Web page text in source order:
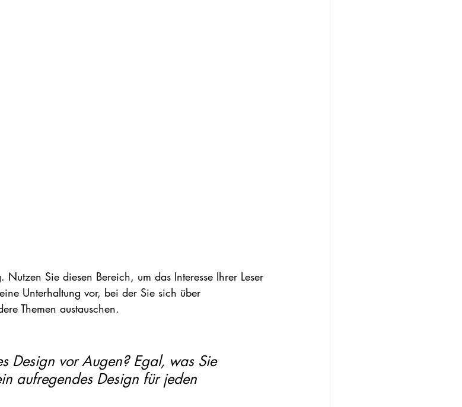
Sie diesen Bereich, um das Interesse Ihrer Leser
Unterhaltung vor, bei der Sie sich über
Themen austauschen.
Design vor Augen? Egal, was Sie
aufregendes Design für jeden